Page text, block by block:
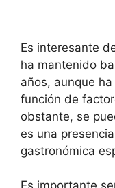
Es interesante
ha mantenido
años, aunque
función de
obstante, se
es una
gastronómica
Es importante